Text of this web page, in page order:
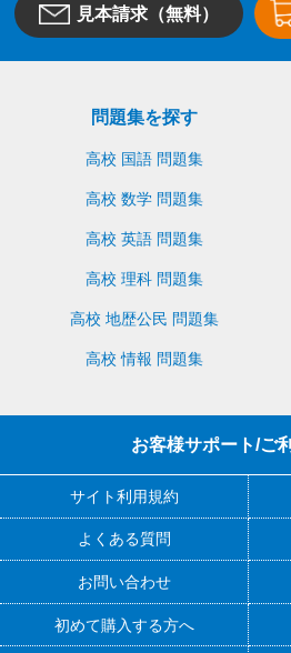
見本請求（無料）
問題集を探す
高校 国語 問題集
高校 数学 問題集
高校 英語 問題集
高校 理科 問題集
高校 地歴公民 問題集
高校 情報 問題集
お客様サポート/ご
サイト利用規約
よくある質問
お問い合わせ
初めて購入する方へ